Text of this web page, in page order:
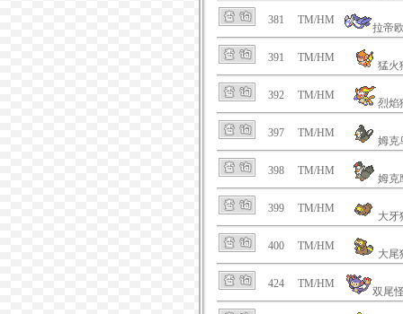
381 TM/HM
拉帝
391 TM/HM
猛火
392 TM/HM
烈焰
397 TM/HM
姆克
398 TM/HM
姆克
399 TM/HM
大牙
400 TM/HM
大尾
424 TM/HM
双尾